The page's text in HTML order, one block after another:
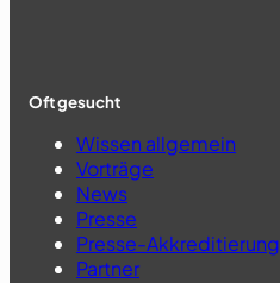
Oft gesucht
Wissen allgemein
Vorträge
News
Presse
Presse-Akkreditierung
Partner